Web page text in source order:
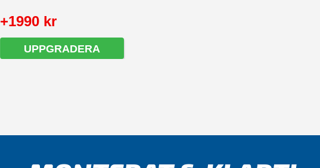
+1990 kr
UPPGRADERA